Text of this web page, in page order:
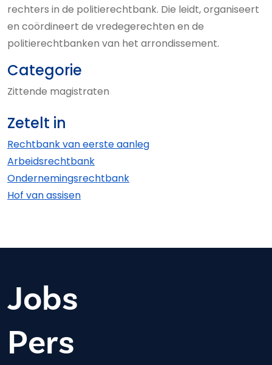
rechters in de politierechtbank. Die leidt, organiseert
en coördineert de vredegerechten en de
politierechtbanken van het arrondissement.
Categorie
Zittende magistraten
Zetelt in
Rechtbank van eerste aanleg
Arbeids­rechtbank
Ondernemings­rechtbank
Hof van assisen
Jobs
Pers